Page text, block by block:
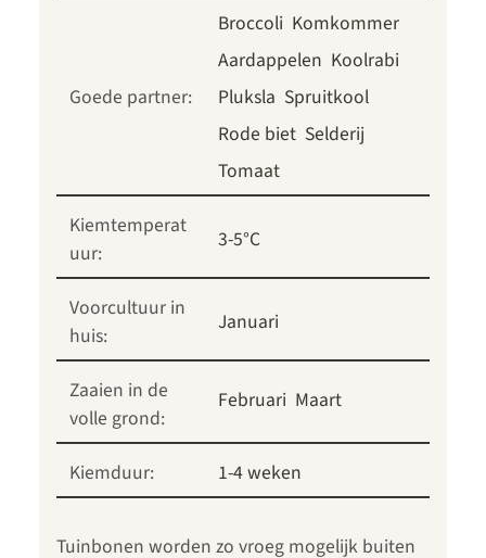
Goede partner:
Broccoli Komkommer
Aardappelen Koolrabi
Pluksla Spruitkool
Rode biet Selderij
Tomaat
Kiemtemperat
uur:
3-5°C
Voorcultuur in
huis:
Januari
Zaaien in de
volle grond:
Februari Maart
Kiemduur: 1-4 weken
Tuinbonen worden zo vroeg mogelijk buiten